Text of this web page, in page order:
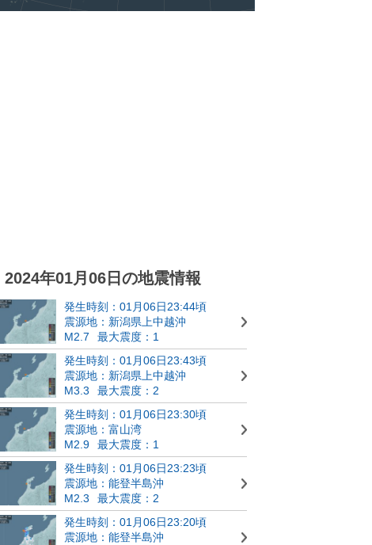
2024年01月06日の地震情報
発生時刻：01月06日23:44頃
震源地：新潟県上中越沖
M2.7
最大震度：1
発生時刻：01月06日23:43頃
震源地：新潟県上中越沖
M3.3
最大震度：2
発生時刻：01月06日23:30頃
震源地：富山湾
M2.9
最大震度：1
発生時刻：01月06日23:23頃
震源地：能登半島沖
M2.3
最大震度：2
発生時刻：01月06日23:20頃
震源地：能登半島沖